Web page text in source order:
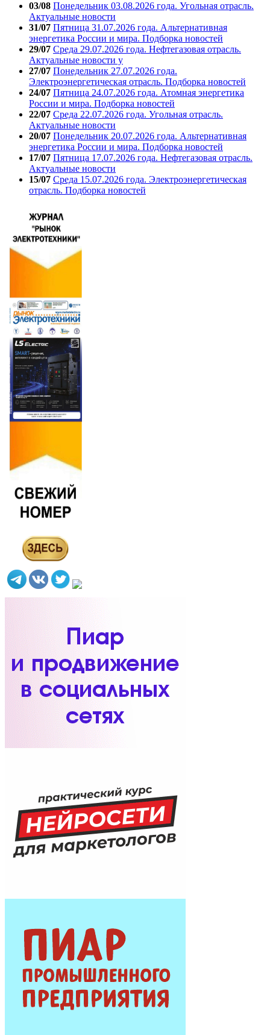
03/08 Понедельник 03.08.2026 года. Угольная отрасль.
Актуальные новости
31/07 Пятница 31.07.2026 года. Альтернативная
энергетика России и мира. Подборка новостей
29/07 Среда 29.07.2026 года. Нефтегазовая отрасль.
Актуальные новости у
27/07 Понедельник 27.07.2026 года.
Электроэнергетическая отрасль. Подборка новостей
24/07 Пятница 24.07.2026 года. Атомная энергетика
России и мира. Подборка новостей
22/07 Среда 22.07.2026 года. Угольная отрасль.
Актуальные новости
20/07 Понедельник 20.07.2026 года. Альтернативная
энергетика России и мира. Подборка новостей
17/07 Пятница 17.07.2026 года. Нефтегазовая отрасль.
Актуальные новости
15/07 Среда 15.07.2026 года. Электроэнергетическая
отрасль. Подборка новостей